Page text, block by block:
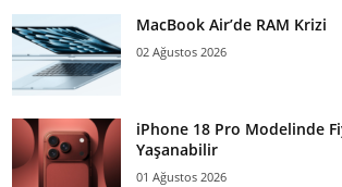
MacBook Air’de RAM Krizi
02 Ağustos 2026
iPhone 18 Pro Modelinde
Yaşanabilir
01 Ağustos 2026